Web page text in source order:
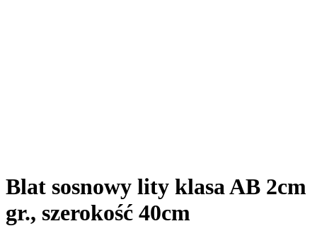
Blat sosnowy lity klasa AB 2cm
gr., szerokość 40cm